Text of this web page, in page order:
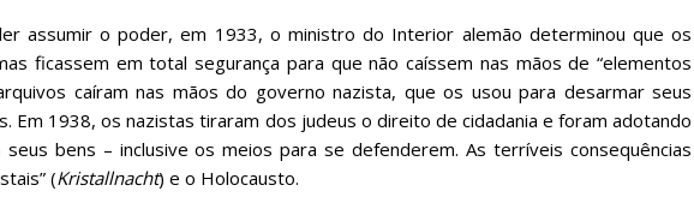
assumir o poder, em 1933, o ministro do Interior alemão determinou que os
ficassem em total segurança para que não caíssem nas mãos de “elementos
caíram nas mãos do governo nazista, que os usou para desarmar seus
Em 1938, os nazistas tiraram dos judeus o direito de cidadania e foram adotando
bens – inclusive os meios para se defenderem. As terríveis consequências
(Kristallnacht) e o Holocausto.